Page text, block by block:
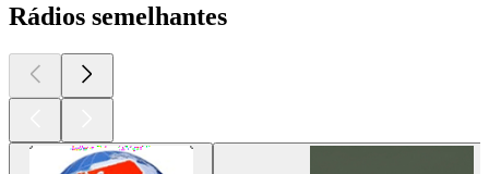
Rádios semelhantes